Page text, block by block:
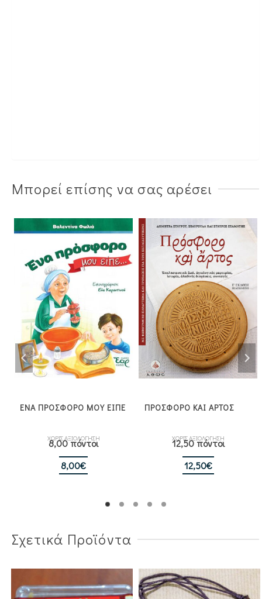
Μπορεί επίσης να σας αρέσει
ΕΝΑ ΠΡΟΣΦΟΡΟ ΜΟΥ ΕΙΠΕ
ΧΩΡΙΣ ΑΞΙΟΛΟΓΗΣΗ
8,00 πόντοι
8,00€
ΠΡΟΣΦΟΡΟ ΚΑΙ ΑΡΤΟΣ
ΧΩΡΙΣ ΑΞΙΟΛΟΓΗΣΗ
12,50 πόντοι
12,50€
Σχετικά Προϊόντα